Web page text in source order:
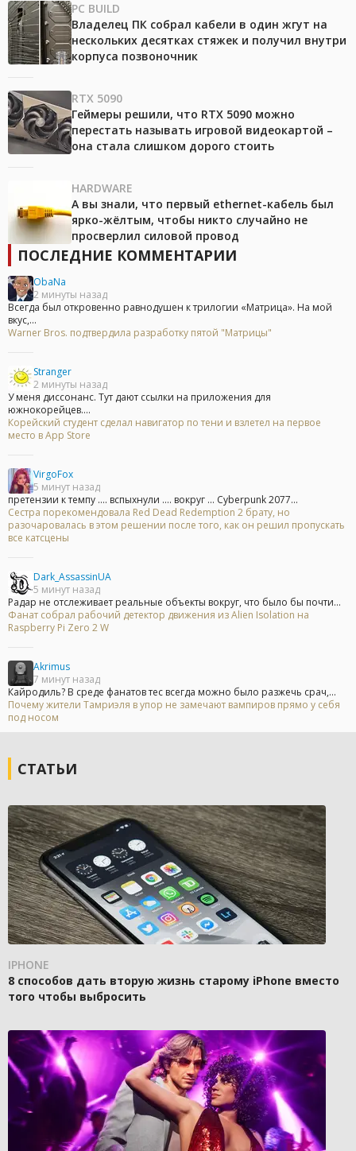
PC BUILD
Владелец ПК собрал кабели в один жгут на
нескольких десятках стяжек и получил внутри
корпуса позвоночник
RTX 5090
Геймеры решили, что RTX 5090 можно
перестать называть игровой видеокартой –
она стала слишком дорого стоить
HARDWARE
А вы знали, что первый ethernet-кабель был
ярко-жёлтым, чтобы никто случайно не
просверлил силовой провод
ПОСЛЕДНИЕ КОММЕНТАРИИ
ObaNa
2 минуты назад
Всегда был откровенно равнодушен к трилогии «Матрица». На мой
вкус,...
Warner Bros. подтвердила разработку пятой "Матрицы"
Stranger
2 минуты назад
У меня диссонанс. Тут дают ссылки на приложения для
южнокорейцев....
Корейский студент сделал навигатор по тени и взлетел на первое
место в App Store
VirgoFox
5 минут назад
претензии к темпу .... вспыхнули .... вокруг ... Cyberpunk 2077...
Сестра порекомендовала Red Dead Redemption 2 брату, но
разочаровалась в этом решении после того, как он решил пропускать
все катсцены
Dark_AssassinUA
5 минут назад
Радар не отслеживает реальные объекты вокруг, что было бы почти...
Фанат собрал рабочий детектор движения из Alien Isolation на
Raspberry Pi Zero 2 W
Akrimus
7 минут назад
Кайродиль? В среде фанатов тес всегда можно было разжечь срач,...
Почему жители Тамриэля в упор не замечают вампиров прямо у себя
под носом
СТАТЬИ
IPHONE
8 способов дать вторую жизнь старому iPhone вместо
того чтобы выбросить